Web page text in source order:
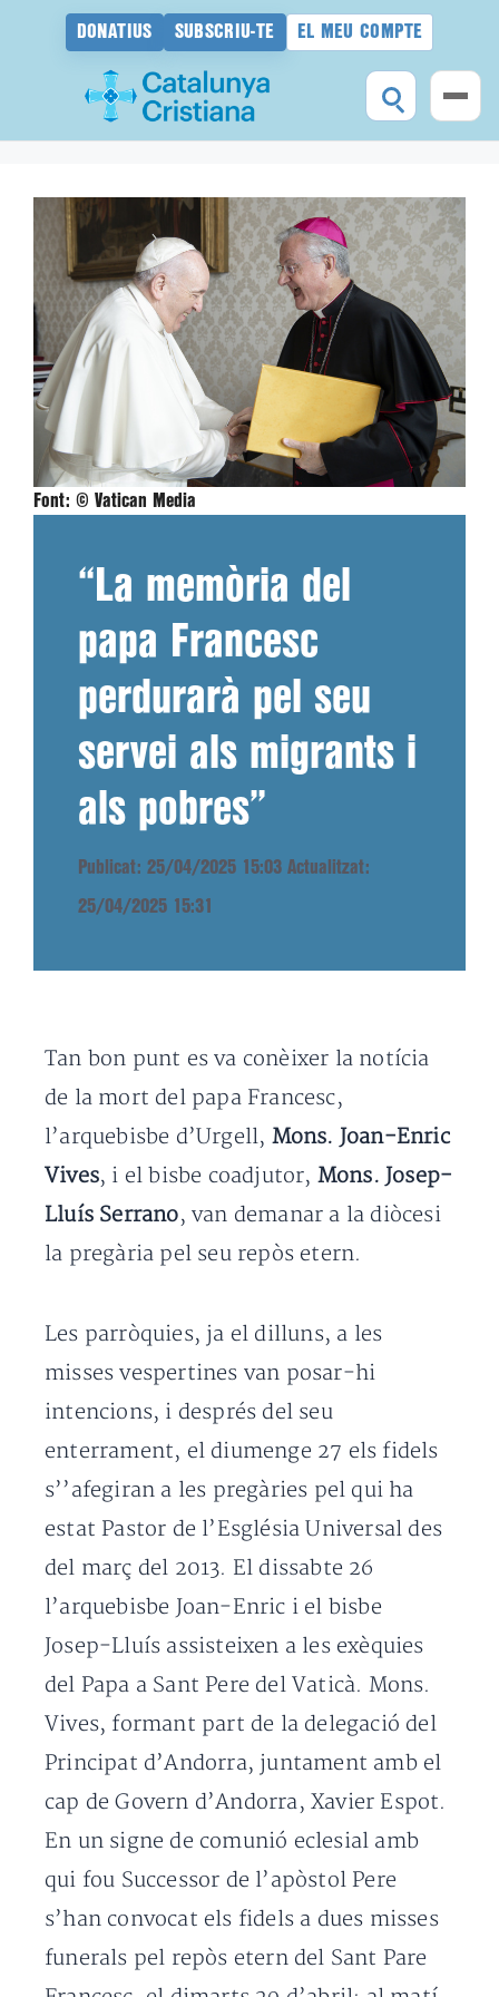
DONATIUS SUBSCRIU-TE EL MEU COMPTE
Font: © Vatican Media
“La memòria del
papa Francesc
perdurarà pel seu
servei als migrants i
als pobres”
Publicat: 25/04/2025 15:03 Actualitzat:
25/04/2025 15:31
Tan bon punt es va conèixer la notícia
de la mort del papa Francesc,
l’arquebisbe d’Urgell, Mons. Joan-Enric
Vives, i el bisbe coadjutor, Mons. Josep-
Lluís Serrano, van demanar a la diòcesi
la pregària pel seu repòs etern.
Les parròquies, ja el dilluns, a les
misses vespertines van posar-hi
intencions, i després del seu
enterrament, el diumenge 27 els fidels
s’’afegiran a les pregàries pel qui ha
estat Pastor de l’Església Universal des
del març del 2013. El dissabte 26
l’arquebisbe Joan-Enric i el bisbe
Josep-Lluís assisteixen a les exèquies
del Papa a Sant Pere del Vaticà. Mons.
Vives, formant part de la delegació del
Principat d’Andorra, juntament amb el
cap de Govern d’Andorra, Xavier Espot.
En un signe de comunió eclesial amb
qui fou Successor de l’apòstol Pere
s’han convocat els fidels a dues misses
funerals pel repòs etern del Sant Pare